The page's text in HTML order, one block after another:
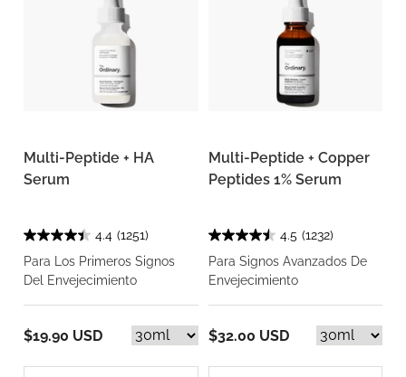
Multi-Peptide + HA
Serum
4.4 (1251)
Para Los Primeros Signos
Del Envejecimiento
$19.90 USD
Multi-Peptide + Copper
Peptides 1% Serum
4.5 (1232)
Para Signos Avanzados De
Envejecimiento
$32.00 USD